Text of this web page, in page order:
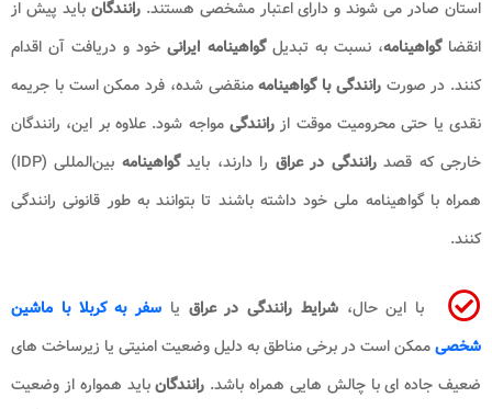
استان صادر می‌ شوند و دارای اعتبار مشخصی هستند.رانندگان باید پیش از
انقضاگواهینامه، نسبت به تبدیلگواهینامه ایرانیخود و دریافت آن اقدام
کنند. در صورترانندگی با گواهینامهمنقضی شده، فرد ممکن است با جریمه
نقدی یا حتی محرومیت موقت از رانندگی مواجه شود. علاوه بر این، رانندگان
خارجی که قصدرانندگی در عراق را دارند، بایدگواهینامه
بین‌المللی (IDP)
همراه با گواهینامه ملی خود داشته باشند تا بتوانند به طور قانونی رانندگی
کنند.
با این حال،شرایط رانندگی در عراق یا سفر به کربلا با ماشین
شخصیممکن است در برخی مناطق به دلیل وضعیت امنیتی یا زیرساخت‌ های
ضعیف جاده‌ ای با چالش‌ هایی همراه باشد. رانندگانباید همواره از وضعیت